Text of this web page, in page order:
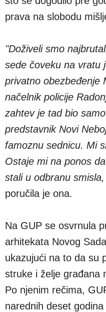
prava na slobodu
"Doživeli smo
sede čoveku na vratu
privatno obezbeđenje
načelnik policije
zahtev je tad bio
predstavnik Novi
famoznu sednicu. Mi
Ostaje mi na ponos
stali u odbranu
poručila je ona.
Na GUP se osvrnula
arhitekata Novog
ukazujući na to da su
struke i želje građana
Po njenim rečima,
narednih deset